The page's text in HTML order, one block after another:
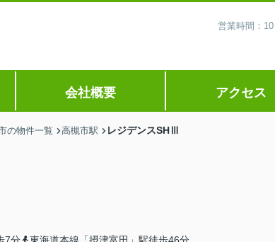
営業時間：
会社概要 アクセス
の物件一覧 高槻市駅 レジデンスSHⅢ